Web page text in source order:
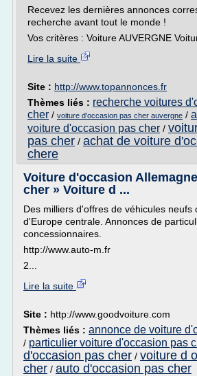
Recevez les dernières annonces
recherche avant tout le monde !
Vos critères : Voiture AUVERGNE
Lire la suite
Site : http://www.topannonces.fr
Thèmes liés : recherche voitures
cher / voiture d'occasion pas cher auvergne /
voiture d'occasion pas cher /
pas cher / achat de voiture
chere
Voiture d'occasion
cher » Voiture d ...
Des milliers d'offres de véhicules neufs
d'Europe centrale. Annonces de
concessionnaires.
http://www.auto-m.fr
2...
Lire la suite
Site : http://www.goodvoiture.com
Thèmes liés : annonce de voiture
/ particulier voiture d'occasion pas
d'occasion pas cher / voiture d
cher / auto d'occasion pas cher